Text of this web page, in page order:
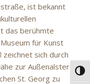
ist bekannt
das berühmte
für Kunst
sich durch
zur Außenalster
St. Georg zu